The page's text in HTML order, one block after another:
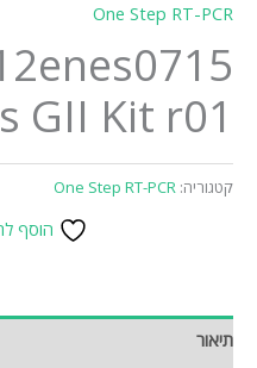
One Step RT-PCR
GII Kit r01
קטגוריה: One Step RT-PCR
הוסף
תיאור